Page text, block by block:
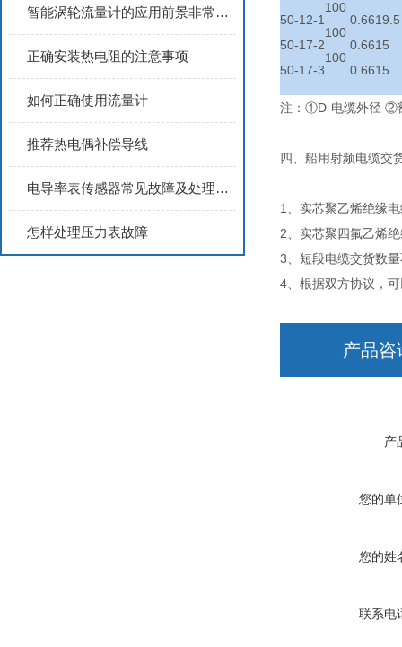
智能涡轮流量计的应用前景非常广阔
正确安装热电阻的注意事项
如何正确使用流量计
推荐热电偶补偿导线
电导率表传感器常见故障及处理方法
怎样处理压力表故障
50-12-1
50-17-2
50-17-3
100
100
100
0.66
0.66
0.66
19.5
15
15
注：①D-电缆外径 ②
四、船用射频电缆交
1、实芯聚乙烯绝缘
2、实芯聚四氟乙烯
3、短段电缆交货数
4、根据双方协议，
产品咨
产
您的单
您的姓
联系电